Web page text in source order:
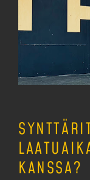
KANSSA?